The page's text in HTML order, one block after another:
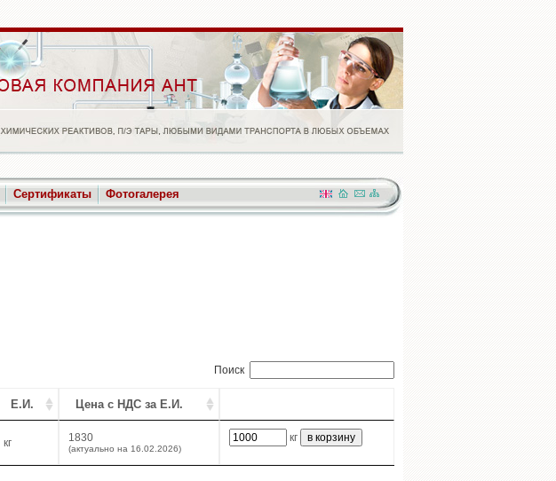
Сертификаты Фотогалерея
Поиск
Е.И. Цена с НДС за Е.И.
кг 1830
(актуально на 16.02.2026)
кг